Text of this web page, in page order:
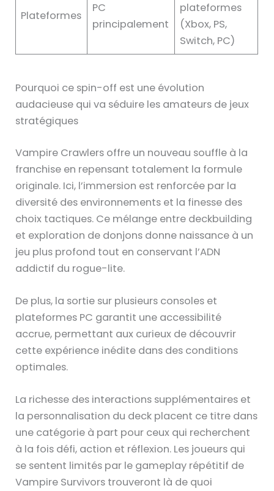
Plateformes
PC
principalement
plateformes
(Xbox, PS,
Switch, PC)
Pourquoi ce spin-off est une évolution
audacieuse qui va séduire les amateurs de jeux
stratégiques
Vampire Crawlers offre un nouveau souffle à la
franchise en repensant totalement la formule
originale. Ici, l’immersion est renforcée par la
diversité des environnements et la finesse des
choix tactiques. Ce mélange entre deckbuilding
et exploration de donjons donne naissance à un
jeu plus profond tout en conservant l’ADN
addictif du rogue-lite.
De plus, la sortie sur plusieurs consoles et
plateformes PC garantit une accessibilité
accrue, permettant aux curieux de découvrir
cette expérience inédite dans des conditions
optimales.
La richesse des interactions supplémentaires et
la personnalisation du deck placent ce titre dans
une catégorie à part pour ceux qui recherchent
à la fois défi, action et réflexion. Les joueurs qui
se sentent limités par le gameplay répétitif de
Vampire Survivors trouveront là de quoi